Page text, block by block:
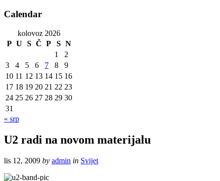
Calendar
kolovoz 2026
P U S Č P S N
1
2
3
4 5 6 7 8
9
10 11 12 13 14 15 16
17 18 19 20 21 22 23
24 25 26 27 28 29 30
31
« srp
U2 radi na novom materijalu
lis 12, 2009 by admin in Svijet